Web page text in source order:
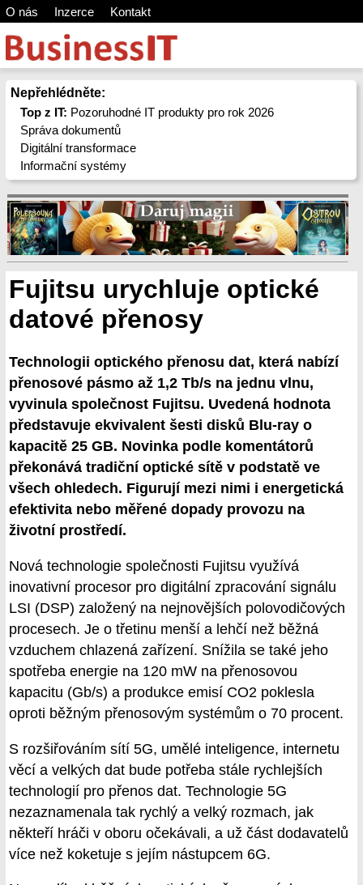
O nás Inzerce Kontakt
Nepřehlédněte:
Top z IT: Pozoruhodné IT produkty pro rok 2026
Správa dokumentů
Digitální transformace
Informační systémy
Fujitsu urychluje optické
datové přenosy
Technologii optického přenosu dat, která nabízí
přenosové pásmo až 1,2 Tb/s na jednu vlnu,
vyvinula společnost Fujitsu. Uvedená hodnota
představuje ekvivalent šesti disků Blu-ray o
kapacitě 25 GB. Novinka podle komentátorů
překonává tradiční optické sítě v podstatě ve
všech ohledech. Figurují mezi nimi i energetická
efektivita nebo měřené dopady provozu na
životní prostředí.
Nová technologie společnosti Fujitsu využívá
inovativní procesor pro digitální zpracování signálu
LSI (DSP) založený na nejnovějších polovodičových
procesech. Je o třetinu menší a lehčí než běžná
vzduchem chlazená zařízení. Snížila se také jeho
spotřeba energie na 120 mW na přenosovou
kapacitu (Gb/s) a produkce emisí CO2 poklesla
oproti běžným přenosovým systémům o 70 procent.
S rozšiřováním sítí 5G, umělé inteligence, internetu
věcí a velkých dat bude potřeba stále rychlejších
technologií pro přenos dat. Technologie 5G
nezaznamenala tak rychlý a velký rozmach, jak
někteří hráči v oboru očekávali, a už část dodavatelů
více než koketuje s jejím nástupcem 6G.